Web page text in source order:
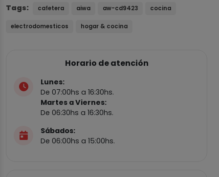
Tags: cafetera aiwa aw-cd9423 cocina
electrodomesticos hogar & cocina
Horario de atención
Lunes:
De 07:00hs a 16:30hs.
Martes a Viernes:
De 06:30hs a 16:30hs.
Sábados:
De 06:00hs a 15:00hs.